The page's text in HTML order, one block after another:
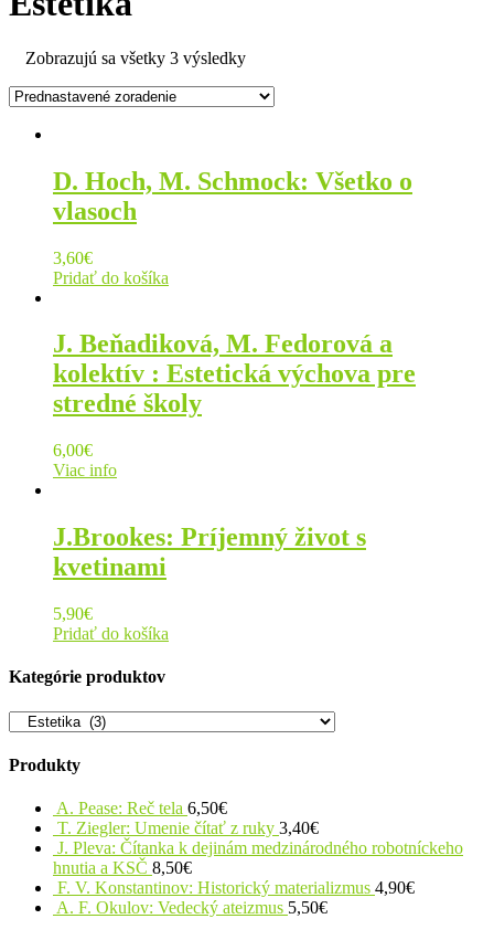
Zobrazujú sa všetky 3 výsledky
D. Hoch, M. Schmock: Všetko o
vlasoch
3,60€
Pridať do košíka
J. Beňadiková, M. Fedorová a
kolektív : Estetická výchova pre
stredné školy
6,00€
Viac info
J.Brookes: Príjemný život s
kvetinami
5,90€
Pridať do košíka
Kategórie produktov
Produkty
A. Pease: Reč tela 6,50€
T. Ziegler: Umenie čítať z ruky 3,40€
J. Pleva: Čítanka k dejinám medzinárodného robotníckeho
hnutia a KSČ 8,50€
F. V. Konstantinov: Historický materializmus 4,90€
A. F. Okulov: Vedecký ateizmus 5,50€